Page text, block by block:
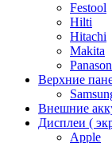
Festool
Hilti
Hitachi
Makita
Верхние
Внешние
Дисплеи (
Apple